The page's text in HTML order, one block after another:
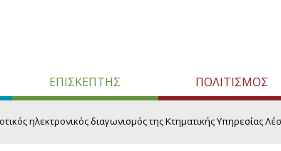
ΕΠΙΣΚΕΠΤΗΣ ΠΟΛΙΤΙΣΜΟΣ
ηλεκτρονικός διαγωνισμός της Κτηματικής Υπηρεσίας